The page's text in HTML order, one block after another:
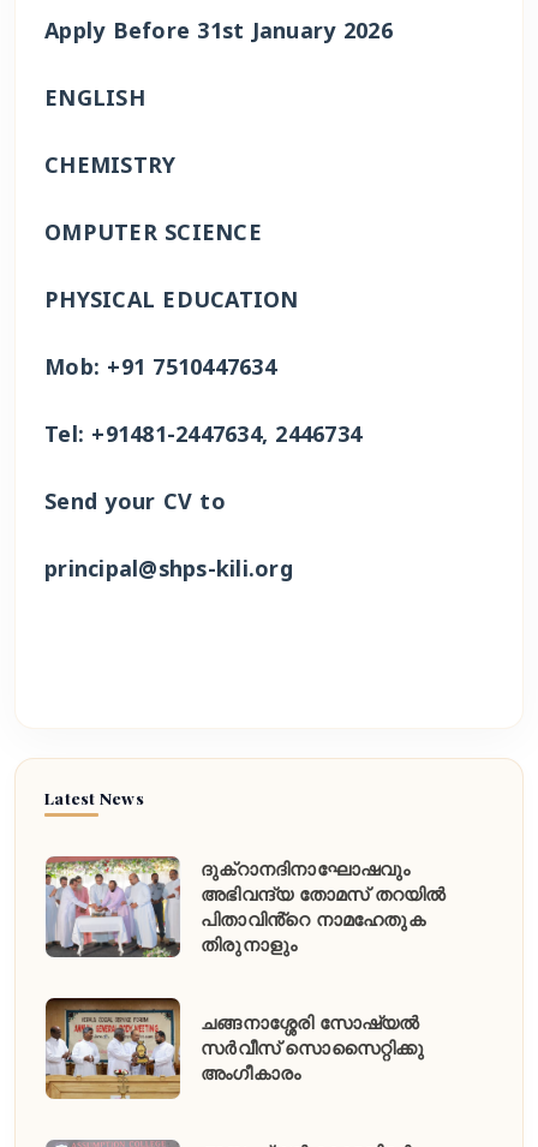
Apply Before 31st January 2026
ENGLISH
CHEMISTRY
OMPUTER SCIENCE
PHYSICAL EDUCATION
Mob: +91 7510447634
Tel: +91481-2447634, 2446734
Send your CV to
principal@shps-kili.org
Latest News
ദുക്റാനദിനാഘോഷവും
അഭിവന്ദ്യ തോമസ് തറയിൽ
പിതാവിൻ്റെ നാമഹേതുക
തിരുനാളും
ചങ്ങനാശ്ശേരി സോഷ്യൽ
സർവീസ് സൊസൈറ്റിക്കു
അംഗീകാരം